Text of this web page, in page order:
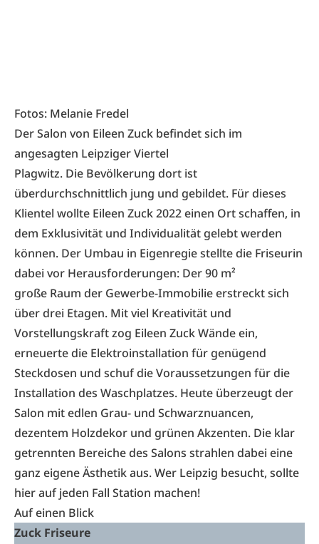
Fotos: Melanie Fredel
Der Salon von Eileen Zuck befindet sich im
angesagten Leipziger Viertel
Plagwitz. Die Bevölkerung dort ist
überdurchschnittlich jung und gebildet. Für dieses
Klientel wollte Eileen Zuck 2022 einen Ort schaffen, in
dem Exklusivität und Individualität gelebt werden
können. Der Umbau in Eigenregie stellte die Friseurin
dabei vor Herausforderungen: Der 90 m²
große Raum der Gewerbe-Immobilie erstreckt sich
über drei Etagen. Mit viel Kreativität und
Vorstellungskraft zog Eileen Zuck Wände ein,
erneuerte die Elektroinstallation für genügend
Steckdosen und schuf die Voraussetzungen für die
Installation des Waschplatzes. Heute überzeugt der
Salon mit edlen Grau- und Schwarznuancen,
dezentem Holzdekor und grünen Akzenten. Die klar
getrennten Bereiche des Salons strahlen dabei eine
ganz eigene Ästhetik aus. Wer Leipzig besucht, sollte
hier auf jeden Fall Station machen!
Auf einen Blick
Zuck Friseure